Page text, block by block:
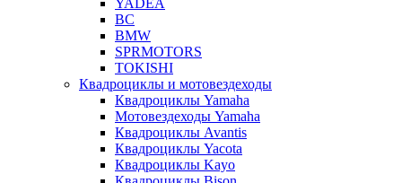
YADEA
BC
BMW
SPRMOTORS
TOKISHI
Квадроциклы и мотовездеходы
Квадроциклы Yamaha
Мотовездеходы Yamaha
Квадроциклы Avantis
Квадроциклы Yacota
Квадроциклы Kayo